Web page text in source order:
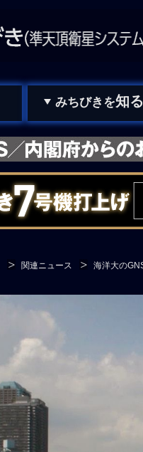
みちびきを知る
関連ニュース 海洋大の